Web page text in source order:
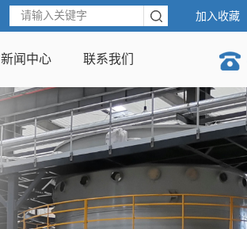
加入收藏
新闻中心 联系我们